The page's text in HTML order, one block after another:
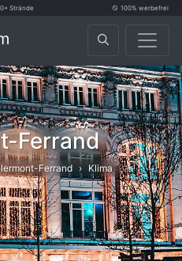
Strände 100% werbefrei
Ferrand
Ferrand Klima